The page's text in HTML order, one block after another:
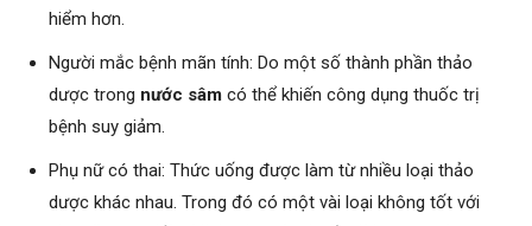
hiểm hơn.
Người mắc bệnh mãn tính: Do một số thành phần thảo
dược trong nước sâm có thể khiến công dụng thuốc trị
bệnh suy giảm.
Phụ nữ có thai: Thức uống được làm từ nhiều loại thảo
dược khác nhau. Trong đó có một vài loại không tốt với